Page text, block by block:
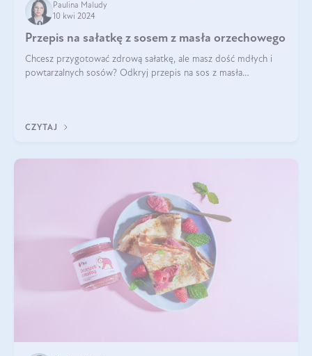
Paulina Maludy
10 kwi 2024
Przepis na sałatkę z sosem z masła orzechowego
Chcesz przygotować zdrową sałatkę, ale masz dość mdłych i
powtarzalnych sosów? Odkryj przepis na sos z masła
CZYTAJ